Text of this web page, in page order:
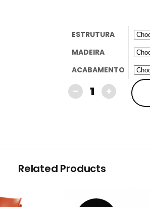
ESTRUTURA
MADEIRA
ACABAMENTO
Related Products